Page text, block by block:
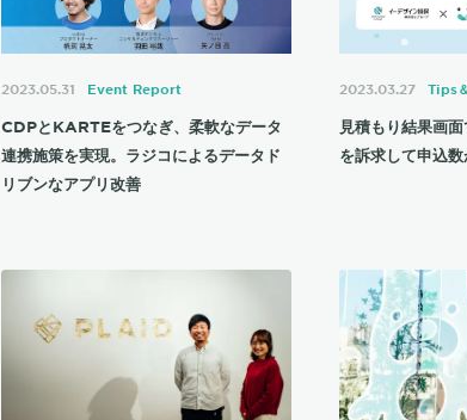
2023.05.31 Event Report
CDPとKARTEをつなぎ、柔軟なデータ
連携施策を実現。ラジコによるデータド
リブンなアプリ改善
2023.03.27 Tips
見積もり結果画
を訴求して申込